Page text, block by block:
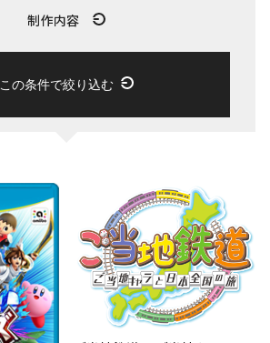
制作内容
この条件で絞り込む